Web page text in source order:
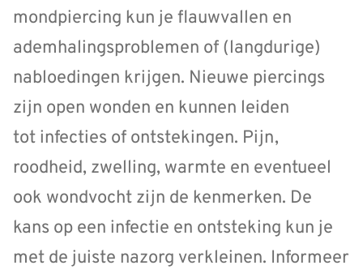
mondpiercing kun je flauwvallen en
ademhalingsproblemen of (langdurige)
nabloedingen krijgen. Nieuwe piercings
zijn open wonden en kunnen leiden
tot infecties of ontstekingen. Pijn,
roodheid, zwelling, warmte en eventueel
ook wondvocht zijn de kenmerken. De
kans op een infectie en ontsteking kun je
met de juiste nazorg verkleinen. Informeer